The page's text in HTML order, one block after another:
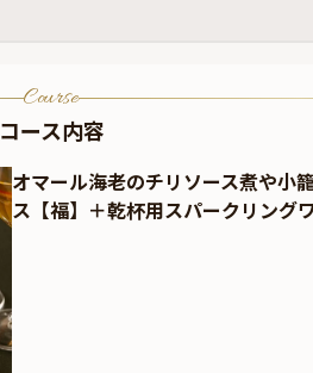
Course
コース内容
オマール海老のチリソース煮や小
ス【福】＋乾杯用スパークリング